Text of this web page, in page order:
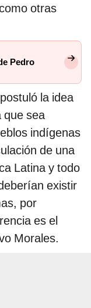
otras
Pedro
la idea
que sea
indígenas
de una
Latina y todo
existir
por
es el
Morales.